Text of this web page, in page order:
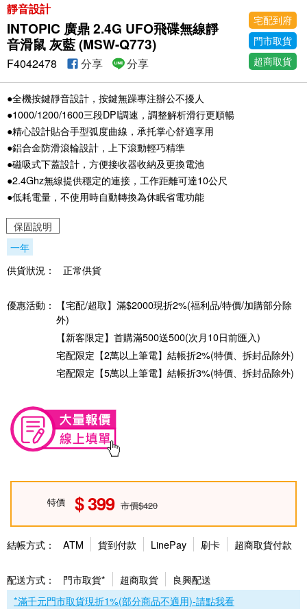
靜音設計
INTOPIC 廣鼎 2.4G UFO飛碟無線靜
音滑鼠 灰藍 (MSW-Q773)
宅配到府
門市取貨
超商取貨
F4042478 分享 分享
●全機按鍵靜音設計，按鍵無躁專注辦公不擾人
●1000/1200/1600三段DPI調速，調整解析滑行更順暢
●精心設計貼合手型弧度曲線，承托掌心舒適享用
●鋁合金防滑滾輪設計，上下滾動輕巧精準
●磁吸式下蓋設計，方便接收器收納及更換電池
●2.4Ghz無線提供穩定的連接，工作距離可達10公尺
●低耗電量，不使用時自動轉換為休眠省電功能
保固說明
一年
供貨狀況：
正常供貨
優惠活動：
【宅配/超取】滿$2000現折2%(福利品/特價/加購部分除
外)
【新客限定】首購滿500送500(次月10日前匯入)
宅配限定【2萬以上筆電】結帳折2%(特價、拆封品除外)
宅配限定【5萬以上筆電】結帳折3%(特價、拆封品除外)
特價 399 市價$420
結帳方式： ATM 貨到付款 LinePay 刷卡 超商取貨付款
配送方式： 門市取貨* 超商取貨
良興配送
*滿千元門市取貨現折1%(部分商品不適用)-請點我看